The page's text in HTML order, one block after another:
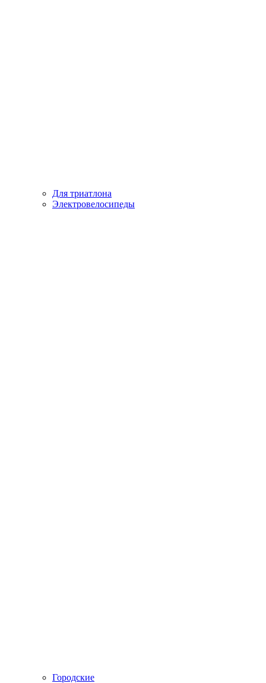
Для триатлона
Электровелосипеды
Городские